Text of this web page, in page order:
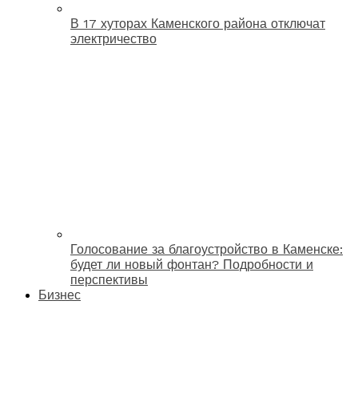
В 17 хуторах Каменского района отключат
электричество
Голосование за благоустройство в Каменске:
будет ли новый фонтан? Подробности и
перспективы
Бизнес